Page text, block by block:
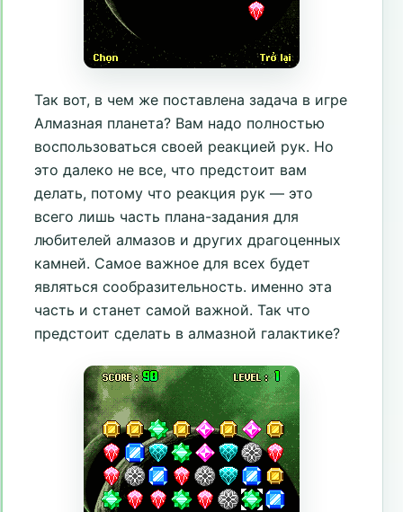
Так вот, в чем же поставлена задача в игре
Алмазная планета? Вам надо полностью
воспользоваться своей реакцией рук. Но
это далеко не все, что предстоит вам
делать, потому что реакция рук — это
всего лишь часть плана-задания для
любителей алмазов и других драгоценных
камней. Самое важное для всех будет
являться сообразительность. именно эта
часть и станет самой важной. Так что
предстоит сделать в алмазной галактике?